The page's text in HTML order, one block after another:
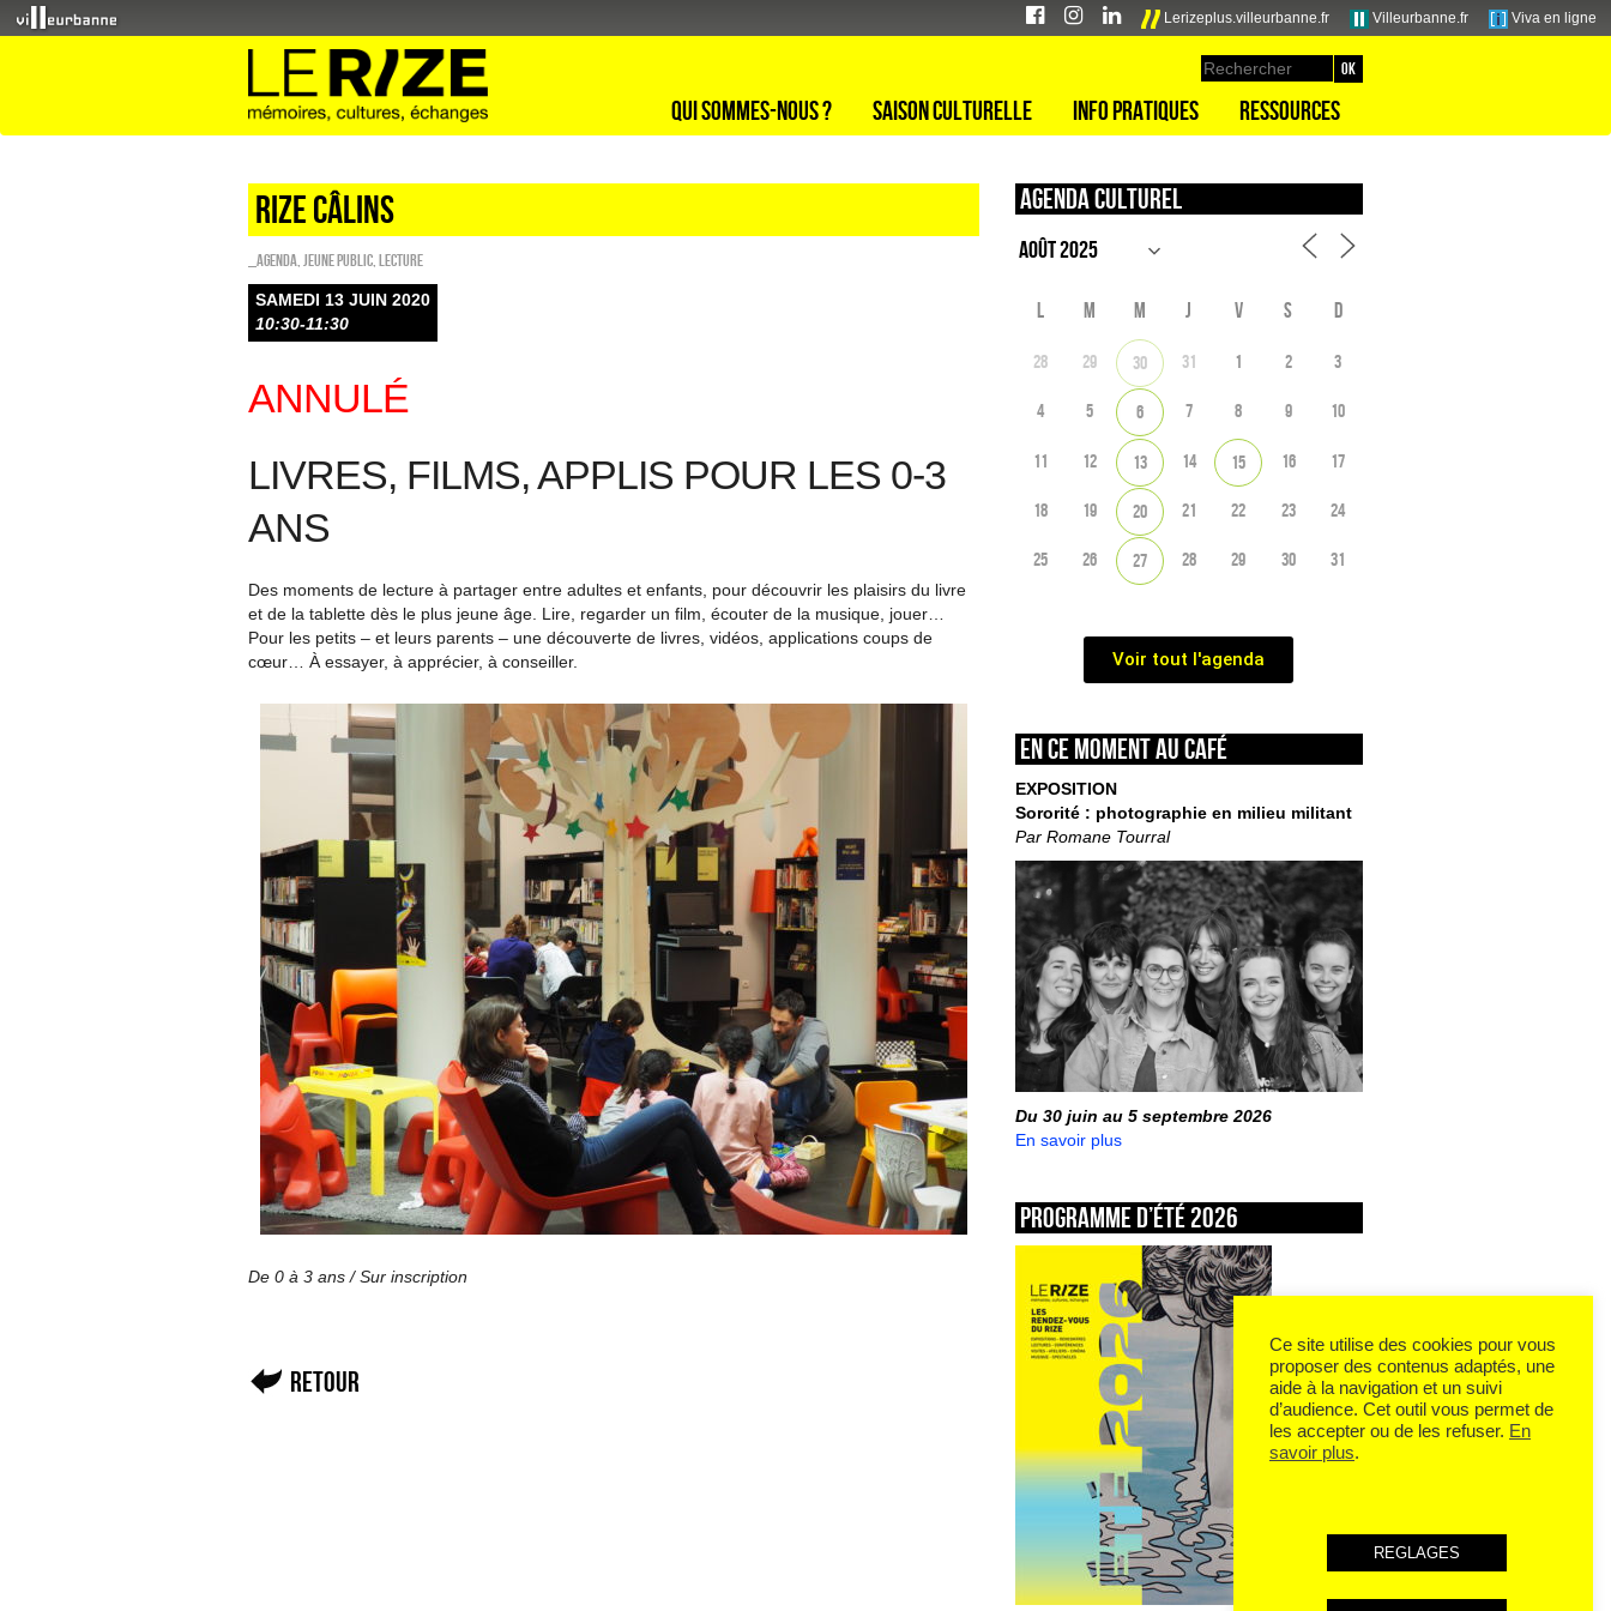
Lerizeplus.villeurbanne.fr Villeurbanne.fr Viva en ligne
Qui sommes-nous ? Saison culturelle Info pratiques Ressources
Rize câlins
_Agenda Jeune public Lecture
SAMEDI 13 JUIN 2020
10:30-11:30
ANNULÉ
LIVRES, FILMS, APPLIS POUR LES 0-3
ANS
Des moments de lecture à partager entre adultes et enfants, pour découvrir les plaisirs du livre
et de la tablette dès le plus jeune âge. Lire, regarder un film, écouter de la musique, jouer…
Pour les petits – et leurs parents – une découverte de livres, vidéos, applications coups de
cœur… À essayer, à apprécier, à conseiller.
De 0 à 3 ans /Sur inscription
Retour
Agenda culturel
L M M J V S D
28 29 30 31 1 2 3
4 5 6 7 8 9 10
11 12 13 14 15 16 17
18 19 20 21 22 23 24
25 26 27 28 29 30 31
Voir tout l'agenda
En ce moment au café
EXPOSITION
Sororité : photographie en milieu militant
Par Romane Tourral
Du 30 juin au 5 septembre 2026
En savoir plus
Programme d’été 2026
Ce site utilise des cookies pour vous
proposer des contenus adaptés, une
aide à la navigation et un suivi
d’audience. Cet outil vous permet de
les accepter ou de les refuser. En
savoir plus.
REGLAGES